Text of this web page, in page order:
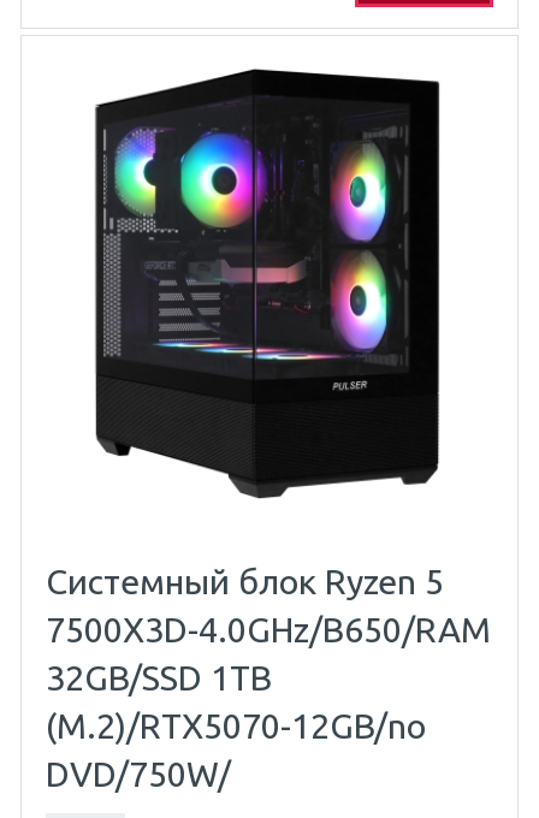
Системный блок Ryzen 5
7500X3D-4.0GHz/B650/RAM
32GB/SSD 1TB
(M.2)/RTX5070-12GB/no
DVD/750W/